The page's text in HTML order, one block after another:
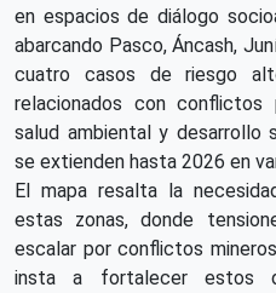
en espacios de diálogo
abarcando Pasco, Áncash,
cuatro casos de riesgo
relacionados con conflictos
salud ambiental y desarrollo
se extienden hasta 2026 en
El mapa resalta la
estas zonas, donde
escalar por conflictos
insta a fortalecer estos